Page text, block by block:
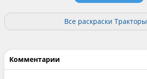
Все раскраски Тракторы
Комментарии